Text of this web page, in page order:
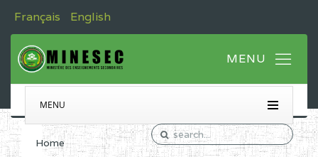
Français English
MENU
Home